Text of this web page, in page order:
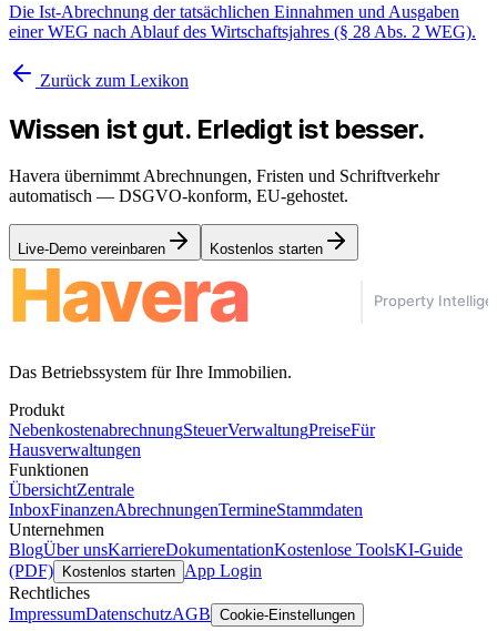
Die Ist-Abrechnung der tatsächlichen Einnahmen und Ausgaben
einer WEG nach Ablauf des Wirtschaftsjahres (§ 28 Abs. 2 WEG).
Zurück zum Lexikon
Wissen ist gut. Erledigt ist besser.
Havera übernimmt Abrechnungen, Fristen und Schriftverkehr
automatisch — DSGVO-konform, EU-gehostet.
Live-Demo vereinbaren Kostenlos starten
Das Betriebssystem für Ihre Immobilien.
Produkt
NebenkostenabrechnungSteuerVerwaltungPreiseFür
Hausverwaltungen
Funktionen
ÜbersichtZentrale
InboxFinanzenAbrechnungenTermineStammdaten
Unternehmen
BlogÜber unsKarriereDokumentationKostenlose ToolsKI-Guide
(PDF)
Kostenlos starten App Login
Rechtliches
ImpressumDatenschutzAGB Cookie-Einstellungen